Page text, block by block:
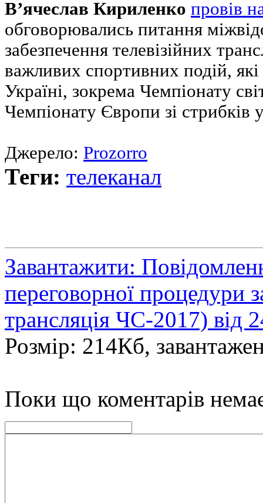
В’ячеслав Кириленко провів
обговорювались питання
забезпечення телевізійних
важливих спортивних подій, які
Україні, зокрема Чемпіонату
Чемпіонату Європи зі стрибків
Джерело: Prozorro
Теги: телеканал
Завантажити:
переговорної процедури
трансляція ЧС-2017) від
Розмір: 214Кб,
Поки що коментарів